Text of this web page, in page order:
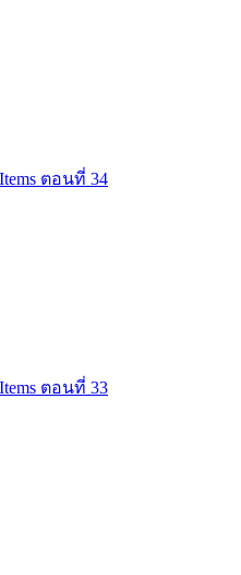
Items ตอนที่ 34
Items ตอนที่ 33